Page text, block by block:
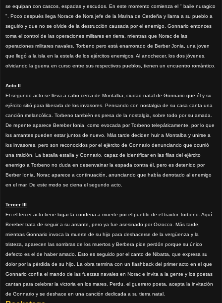
se equipan con cascos, espadas y escudos. En este momento comienza el " baile nuragico
". Poco después llega Norace de Nora jefe de la Marina de Cerdeña y llama a su pueblo a
seguirlo y que no se olvide de la destrucción causada por el enemigo. Gonnario entonces
toma el control de las operaciones militares en tierra, mientras que Norac de las
operaciones militares navales. Torbeno pero está enamorado de Berber Jonia, una joven
que llegó a la isla en la estela de los ejércitos enemigos. Al anochecer, los dos jóvenes,
olvidando la guerra en curso entre sus respectivos pueblos, tienen un encuentro romántico.
Acto II
El segundo acto se lleva a cabo cerca de Montalba, ciudad natal de Gonnario que él y su
ejército sitió para liberarla de los invasores. Pensando con nostalgia de su casa canta una
canción melancólica. Torbeno también es presa de la nostalgia, sobre todo por su amada.
De repente aparece Bereber Ionia, como evocada por Torbeno telepáticamente, por lo que
los amantes pueden estar juntos de nuevo. Más tarde deciden huir a Montalba y unirse a
los invasores, pero son reconocidos por el ejército de Gonnario denunciando que ocurrió
una traición. La batalla estalla y Gonnario, capaz de identificar en las filas del ejército
enemigo a Torbeno no duda en desenvainar la espada contra él, pero es detenido por
Berber Ionia. Norac aparece a continuación, anunciando que había derrotado al enemigo
en el mar. De este modo se cierra el segundo acto.
Tercer III
En el tercer acto tiene lugar la condena a muerte por el pueblo de el traidor Torbeno. Aquí
Bereber trata de seguir a su amante, pero ya fue asesinado por Orzocco. Más tarde,
mientras Gonnario invoca la muerte de su hijo para deshacerse de la vergüenza y la
tristeza, aparecen las sombras de los muertos y Berbera pide perdón porque su único
defecto es el de haber amado. Esto es seguido por el canto de Nibatta, que expresa su
dolor por la pérdida de su hijo. La obra termina con un flashback del primer acto en el que
Gonnario confía el mando de las fuerzas navales en Norac e invita a la gente y los poetas
cantan para celebrar la victoria en los mares. Perdu, el guerrero poeta, acepta la invitación
de Gonnario y se deshace en una canción dedicada a su tierra natal.